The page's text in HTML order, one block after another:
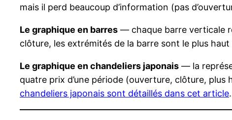
mais il perd beaucoup d’information (pas
Le graphique en barres — chaque barre verticale
clôture, les extrémités de la barre sont le plus
Le graphique en chandeliers japonais — la
quatre prix d’une période (ouverture, clôture, plus
chandeliers japonais sont détaillés dans cet article.